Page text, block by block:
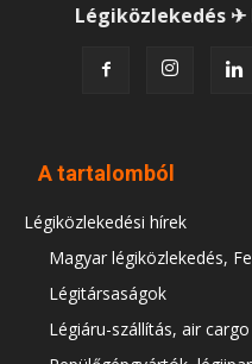
Légiközlekedés ✈
A tartalomból
Légiközlekedési hírek
Magyar légiközlekedés,
Légitársaságok
Légiáru-szállítás, air cargo